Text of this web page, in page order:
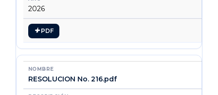
2026
PDF
RESOLUCION No. 216.pdf